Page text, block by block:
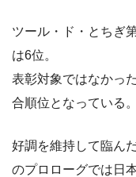
ツール・ド・とちぎ
は6位。
表彰対象ではなかっ
合順位となっている。
好調を維持して臨ん
のプロローグでは日